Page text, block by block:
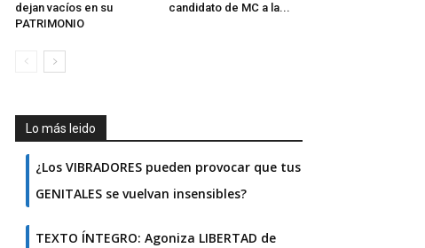
dejan vacíos en su
PATRIMONIO
candidato de MC a la...
Lo más leido
¿Los VIBRADORES pueden provocar que tus
GENITALES se vuelvan insensibles?
TEXTO ÍNTEGRO: Agoniza LIBERTAD de